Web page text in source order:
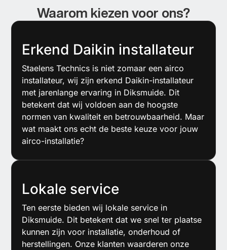
Waarom kiezen voor ons?
Erkend Daikin installateur
Staelens Technics is niet zomaar een airco
installateur, wij zijn erkend Daikin-installateur
met jarenlange ervaring in Diksmuide. Dit
betekent dat wij voldoen aan de hoogste
normen van kwaliteit en betrouwbaarheid. Maar
wat maakt ons echt de beste keuze voor jouw
airco-installatie?
Lokale service
Ten eerste bieden wij lokale service in
Diksmuide. Dit betekent dat we snel ter plaatse
kunnen zijn voor installatie, onderhoud of
herstellingen. Onze klanten waarderen onze